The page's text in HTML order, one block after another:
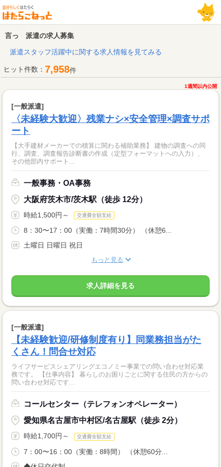
言っ 派遣の求人募集
派遣スタッフ活躍中に関する求人情報を見てみる
ヒット件数： 7,958件
1週間以内公開
[一般派遣]
〈未経験大歓迎〉残業ナシ×安全管理×調査サポ
ート
【大手建材メーカーでの積算に関わる補助業務】 建物の調査への同
行、調査、調査報告診断書の作成（定型フォーマットへの入力）、
その他部内サポート...
一般事務・OA事務
大阪府茨木市/茨木駅（徒歩 12分）
時給1,500円～ 交通費全額支給
8：30〜17：00（実働：7時間30分） （休憩6...
土曜日 日曜日 祝日
もっと見る
求人詳細を見る
[一般派遣]
【未経験歓迎/研修制度有り】同業務担当がた
くさん！問合せ対応
ライフサービスシェアリングエコノミー事業での問い合わせ対応業
務です。 【仕事内容】 暮らしのお困りごとに関する住民の方からの
問い合わせ対応です...
コールセンター（テレフォンオペレーター）
愛知県名古屋市中村区/名古屋駅（徒歩 2分）
時給1,700円～ 交通費全額支給
7：00〜16：00（実働：8時間） （休憩60分...